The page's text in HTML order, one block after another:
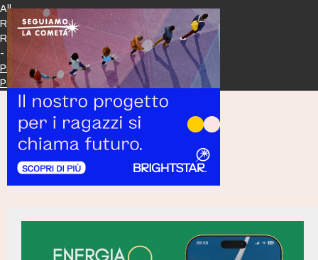
All
Rights
Reserved
-
Privacy
Policy